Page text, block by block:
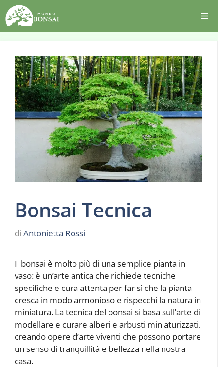
Vai
al
contenuto
Bonsai Tecnica
di Antonietta Rossi
Il bonsai è molto più di una semplice pianta in
vaso: è un’arte antica che richiede tecniche
specifiche e cura attenta per far sì che la pianta
cresca in modo armonioso e rispecchi la natura in
miniatura. La tecnica del bonsai si basa sull’arte di
modellare e curare alberi e arbusti miniaturizzati,
creando opere d’arte viventi che possono portare
un senso di tranquillità e bellezza nella nostra
casa.